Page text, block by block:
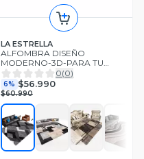
LA ESTRELLA
ALFOMBRA DISEÑO
MODERNO-3D-PARA TU
LIVING-200X240 CSM.
0(0)
6% $56.990
$60.990